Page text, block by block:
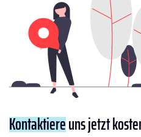
Kontaktiereuns jetzt